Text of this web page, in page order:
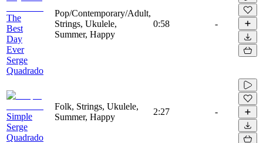
The
Best
Day
Ever
Serge
Quadrado
Pop/Contemporary/Adult,
Strings, Ukulele,
Summer, Happy
0:58 -
Simple
Serge
Quadrado
Folk, Strings, Ukulele,
Summer, Happy
2:27 -